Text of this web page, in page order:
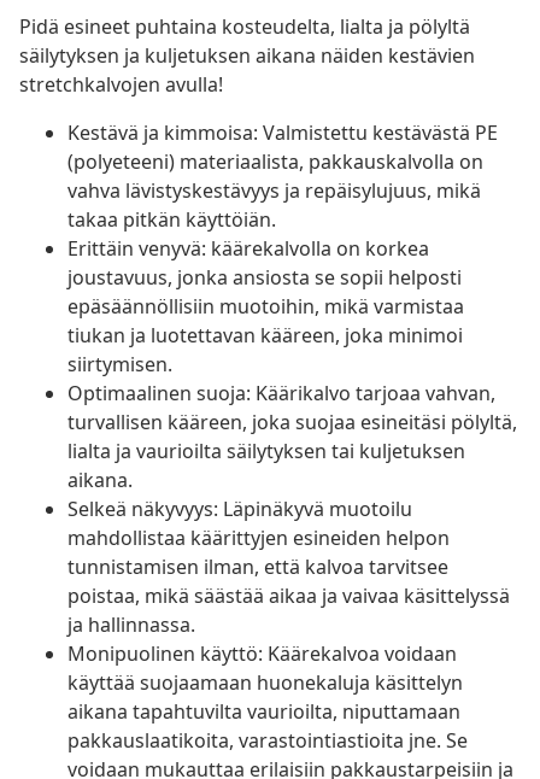
Pidä esineet puhtaina kosteudelta, lialta ja pölyltä
säilytyksen ja kuljetuksen aikana näiden kestävien
stretchkalvojen avulla!
Kestävä ja kimmoisa: Valmistettu kestävästä PE
(polyeteeni) materiaalista, pakkauskalvolla on
vahva lävistyskestävyys ja repäisylujuus, mikä
takaa pitkän käyttöiän.
Erittäin venyvä: käärekalvolla on korkea
joustavuus, jonka ansiosta se sopii helposti
epäsäännöllisiin muotoihin, mikä varmistaa
tiukan ja luotettavan kääreen, joka minimoi
siirtymisen.
Optimaalinen suoja: Käärikalvo tarjoaa vahvan,
turvallisen kääreen, joka suojaa esineitäsi pölyltä,
lialta ja vaurioilta säilytyksen tai kuljetuksen
aikana.
Selkeä näkyvyys: Läpinäkyvä muotoilu
mahdollistaa käärittyjen esineiden helpon
tunnistamisen ilman, että kalvoa tarvitsee
poistaa, mikä säästää aikaa ja vaivaa käsittelyssä
ja hallinnassa.
Monipuolinen käyttö: Käärekalvoa voidaan
käyttää suojaamaan huonekaluja käsittelyn
aikana tapahtuvilta vaurioilta, niputtamaan
pakkauslaatikoita, varastointiastioita jne. Se
voidaan mukauttaa erilaisiin pakkaustarpeisiin ja